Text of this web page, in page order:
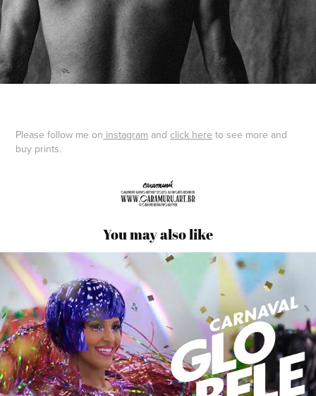
Please follow me on instagram andclick here to see more and
buy prints.
You may also like